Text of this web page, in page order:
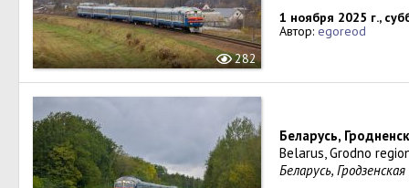
282
1 ноября 2025 г.,
Автор: egoreod
Беларусь,
Belarus, Grodno
Беларусь,